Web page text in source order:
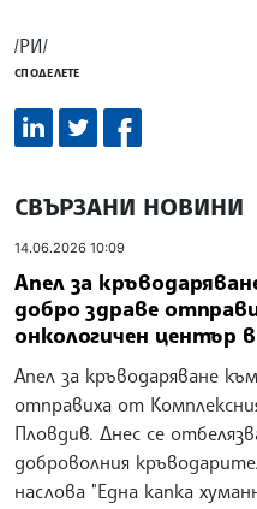
/РИ/
СПОДЕЛЕТЕ
СВЪРЗАНИ НОВИНИ
14.06.2026 10:09
Апел за
добро здраве
онкологичен център
Апел за кръводаряване
отправиха от
Пловдив. Днес се
доброволния
наслова "Една капка